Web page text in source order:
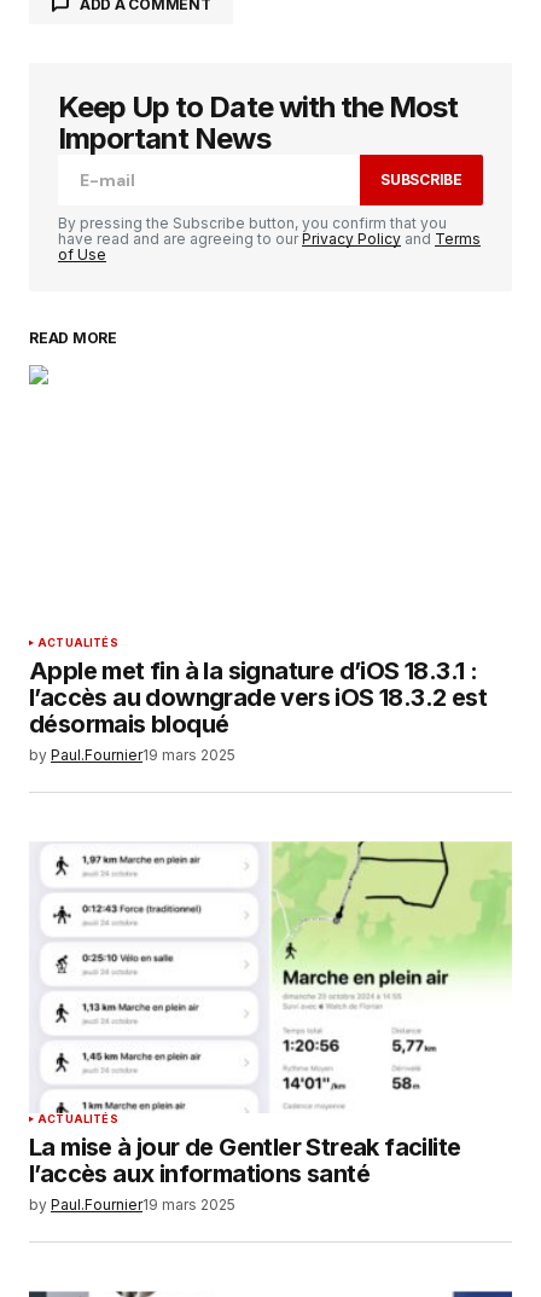
ADD A COMMENT
Votre adresse e-mail ne sera pas publiée. Les
champs obligatoires sont indiqués avec
Your Name
Keep Up to Date with the Most
Important News
SUBSCRIBE
By pressing the Subscribe button, you confirm that you
have read and are agreeing to ourPrivacy Policy and Terms
of Use
READ MORE
ACTUALITÉS
Apple met fin à la signature d’iOS 18.3.1 :
l’accès au downgrade vers iOS 18.3.2 est
désormais bloqué
by Paul.Fournier19 mars 2025
ACTUALITÉS
La mise à jour de Gentler Streak facilite
l’accès aux informations santé
by Paul.Fournier19 mars 2025